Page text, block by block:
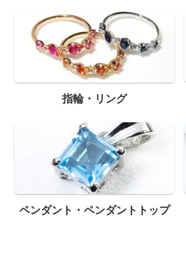
指輪・リング
ペンダント・ペンダントトップ